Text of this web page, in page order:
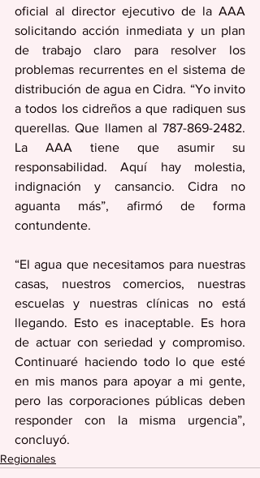
oficial al director ejecutivo de la AAA
solicitando acción inmediata y un plan
de trabajo claro para resolver los
problemas recurrentes en el sistema de
distribución de agua en Cidra. “Yo invito
a todos los cidreños a que radiquen sus
querellas. Que llamen al 787-869-2482.
La AAA tiene que asumir su
responsabilidad. Aquí hay molestia,
indignación y cansancio. Cidra no
aguanta más”, afirmó de forma
contundente.
“El agua que necesitamos para nuestras
casas, nuestros comercios, nuestras
escuelas y nuestras clínicas no está
llegando. Esto es inaceptable. Es hora
de actuar con seriedad y compromiso.
Continuaré haciendo todo lo que esté
en mis manos para apoyar a mi gente,
pero las corporaciones públicas deben
responder con la misma urgencia”,
concluyó.
Regionales